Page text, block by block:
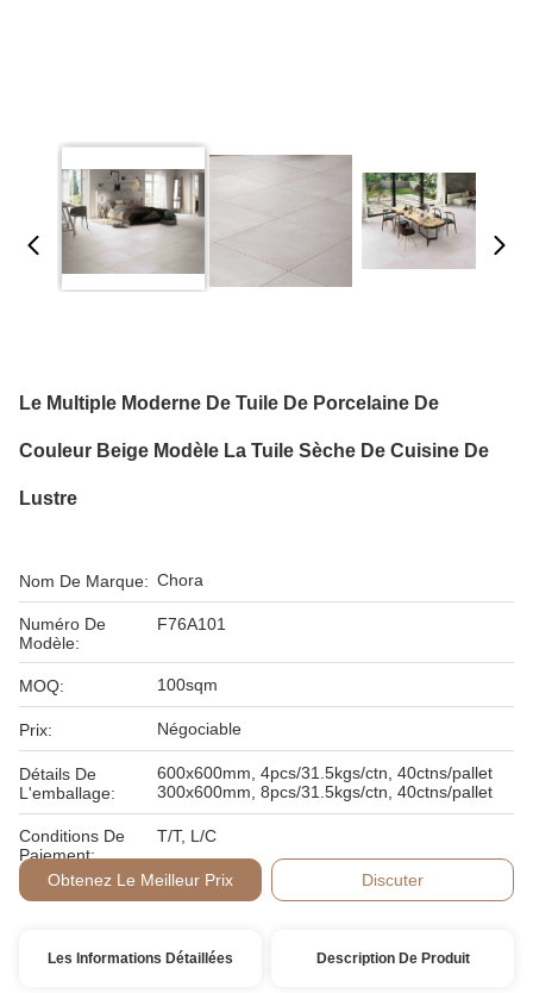
Le Multiple Moderne De Tuile De Porcelaine De
Couleur Beige Modèle La Tuile Sèche De Cuisine De
Lustre
Nom De Marque: Chora
Numéro De
Modèle:
F76A101
MOQ: 100sqm
Prix: Négociable
Détails De
L'emballage:
600x600mm, 4pcs/31.5kgs/ctn, 40ctns/pallet
300x600mm, 8pcs/31.5kgs/ctn, 40ctns/pallet
Conditions De
Paiement:
T/T, L/C
Obtenez Le Meilleur Prix Discuter
Les Informations Détaillées Description De Produit